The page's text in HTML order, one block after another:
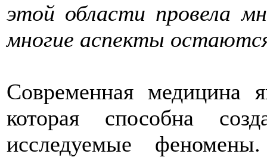
этой области провела
многие аспекты
Современная медицина
которая способна
исследуемые